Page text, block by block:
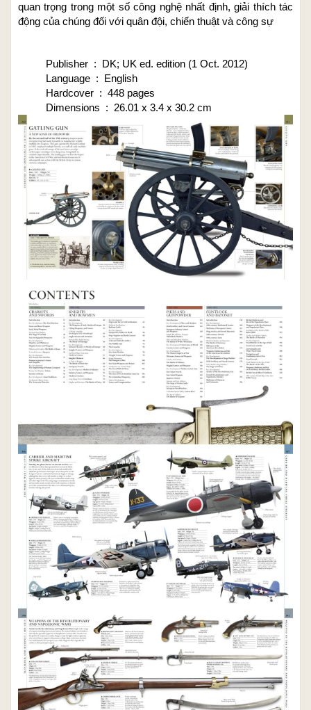
quan trọng trong một số công nghệ nhất định, giải thích tác
động của chúng đối với quân đội, chiến thuật và công sự
Publisher ‏ : ‎ DK; UK ed. edition (1 Oct. 2012)
Language ‏ : ‎ English
Hardcover ‏ : ‎ 448 pages
Dimensions ‏ : ‎ 26.01 x 3.4 x 30.2 cm